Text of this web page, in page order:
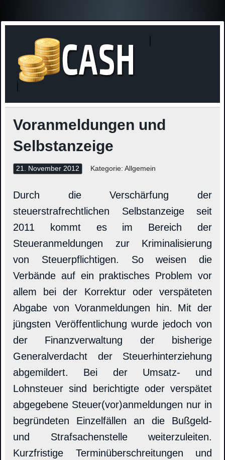
Voranmeldungen und
Selbstanzeige
21. November 2012 Kategorie: Allgemein
Durch die Verschärfung der
steuerstrafrechtlichen Selbstanzeige seit
2011 kommt es im Bereich der
Steueranmeldungen zur Kriminalisierung
von Steuerpflichtigen. So weisen die
Verbände auf ein praktisches Problem vor
allem bei der Korrektur oder verspäteten
Abgabe von Voranmeldungen hin. Mit der
jüngsten Veröffentlichung wurde jedoch von
der Finanzverwaltung der bisherige
Generalverdacht der Steuerhinterziehung
abgemildert. Bei der Umsatz- und
Lohnsteuer sind berichtigte oder verspätet
abgegebene Steuer(vor)anmeldungen nur in
begründeten Einzelfällen an die Bußgeld-
und Strafsachenstelle weiterzuleiten.
Kurzfristige Terminüberschreitungen und